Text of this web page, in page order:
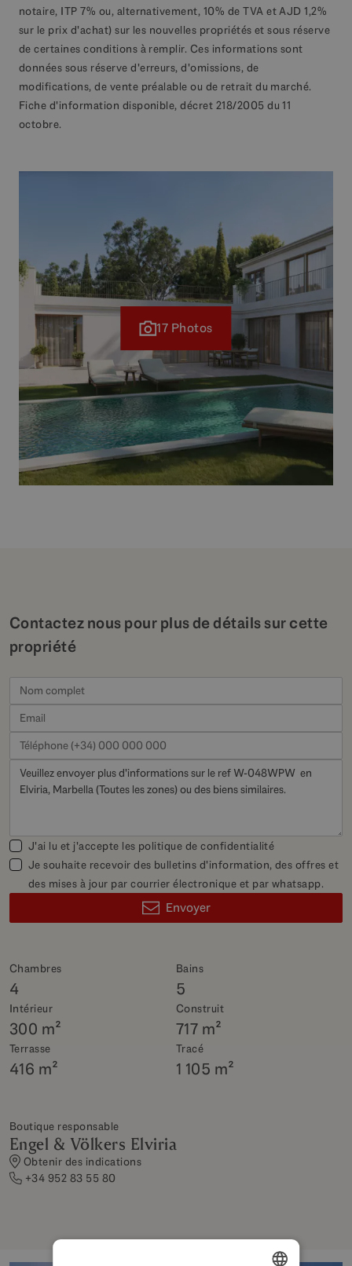
notaire, ITP 7% ou, alternativement, 10% de TVA et AJD 1,2%
sur le prix d'achat) sur les nouvelles propriétés et sous réserve
de certaines conditions à remplir. Ces informations sont
données sous réserve d'erreurs, d'omissions, de
modifications, de vente préalable ou de retrait du marché.
Fiche d'information disponible, décret 218/2005 du 11
octobre.
17 Photos
Contactez nous pour plus de détails sur cette
propriété
Chambres
4
Bains
5
Intérieur
300 m²
Construit
717 m²
Terrasse
416 m²
Tracé
1 105 m²
Boutique responsable
Engel & Völkers Elviria
Obtenir des indications
+34 952 83 55 80
J'ai lu et j'accepte les politique de confidentialité
Je souhaite recevoir des bulletins d'information, des offres et
des mises à jour par courrier électronique et par whatsapp.
Envoyer